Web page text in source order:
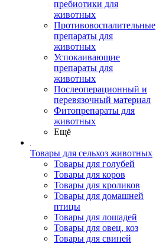
пребиотики для
животных
Противовоспалительные
препараты для
животных
Успокаивающие
препараты для
животных
Послеоперационный и
перевязочный материал
Фитопрепараты для
животных
Ещё
Товары для сельхоз животных
Товары для голубей
Товары для коров
Товары для кроликов
Товары для домашней
птицы
Товары для лошадей
Товары для овец, коз
Товары для свиней